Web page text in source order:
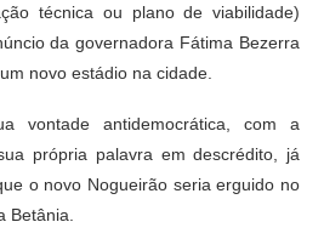
técnica ou plano de viabilidade)
da governadora Fátima Bezerra
novo estádio na cidade.
vontade antidemocrática, com a
própria palavra em descrédito, já
o novo Nogueirão seria erguido no
Betânia.